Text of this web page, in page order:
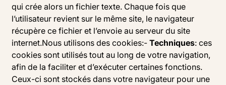
qui crée alors un fichier texte. Chaque fois que
l’utilisateur revient sur le même site, le navigateur
récupère ce fichier et l’envoie au serveur du site
internet.Nous utilisons des cookies:- Techniques: ces
cookies sont utilisés tout au long de votre navigation,
afin de la faciliter et d’exécuter certaines fonctions.
Ceux-ci sont stockés dans votre navigateur pour une